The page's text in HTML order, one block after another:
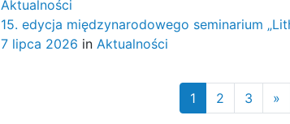
Aktualności
15. edycja międzynarodowego seminarium
7 lipca 2026 in Aktualności
1 2 3 »